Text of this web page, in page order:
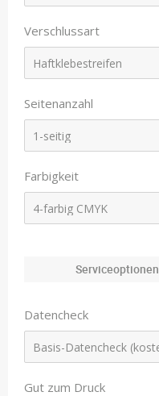
Verschlussart
Seitenanzahl
Farbigkeit
Serviceoptionen
Datencheck
Gut zum Druck